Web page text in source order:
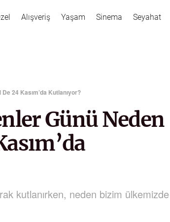
Alışveriş Yaşam Sinema Seyahat
24 Kasım’da Kutlanıyor?
Günü Neden
kutlanırken, neden bizim ülkemizde